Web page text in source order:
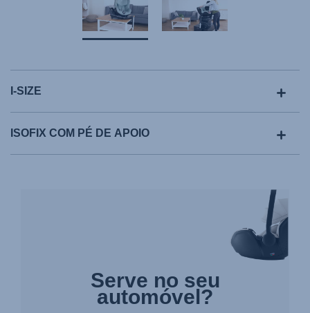
I-SIZE
ISOFIX COM PÉ DE APOIO
Serve no seu
automóvel?